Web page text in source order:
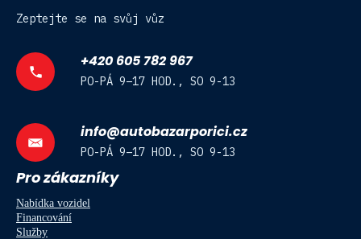
Zeptejte se na svůj vůz
+420 605 782 967
PO-PÁ 9–17 HOD., SO 9-13
info@autobazarporici.cz
PO-PÁ 9–17 HOD., SO 9-13
Pro zákazníky
Nabídka vozidel
Financování
Služby